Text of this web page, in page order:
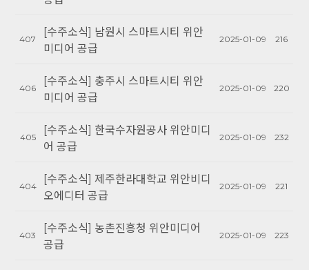
407
[수주소식] 남원시 스마트시티 위안
미디어 공급
2025-01-09 216
406
[수주소식] 충주시 스마트시티 위안
미디어 공급
2025-01-09 220
405
[수주소식] 한국수자원공사 위안미디
어 공급
2025-01-09 232
404
[수주소식] 제주한라대학교 위안비디
오에디터 공급
2025-01-09 221
403
[수주소식] 농촌진흥청 위안미디어
공급
2025-01-09 223